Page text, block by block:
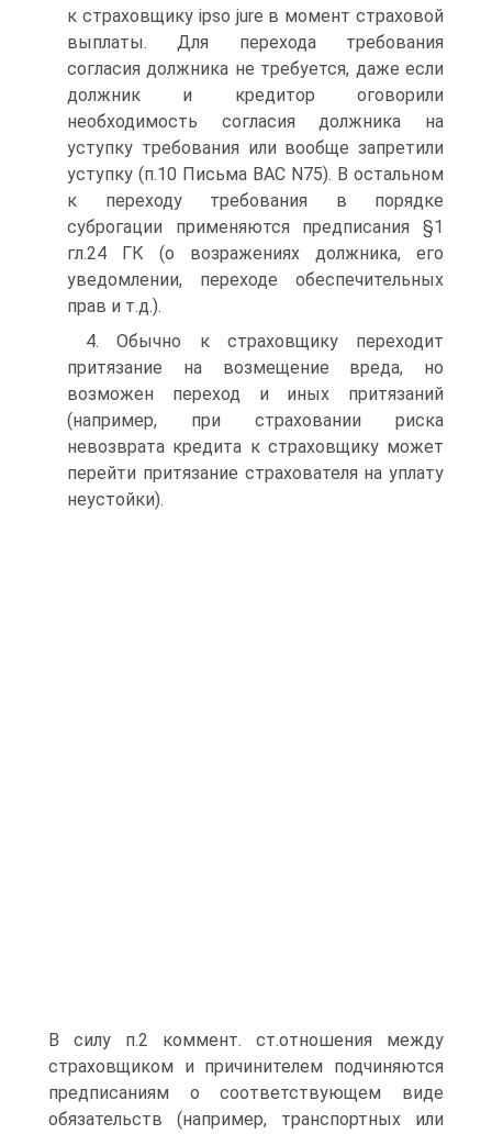
к страховщику ipso jure в момент страховой
выплаты. Для перехода требования
согласия должника не требуется, даже если
должник и кредитор оговорили
необходимость согласия должника на
уступку требования или вообще запретили
уступку (п.10 Письма ВАС N75). В остальном
к переходу требования в порядке
суброгации применяются предписания §1
гл.24 ГК (о возражениях должника, его
уведомлении, переходе обеспечительных
прав и т.д.).
4. Обычно к страховщику переходит
притязание на возмещение вреда, но
возможен переход и иных притязаний
(например, при страховании риска
невозврата кредита к страховщику может
перейти притязание страхователя на уплату
неустойки).
В силу п.2 коммент. ст.отношения между
страховщиком и причинителем подчиняются
предписаниям о соответствующем виде
обязательств (например, транспортных или